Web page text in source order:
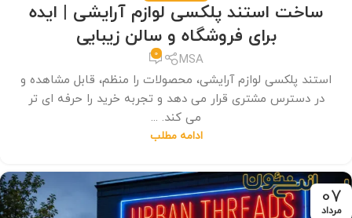
ساخت استند پلکسی لوازم آرایشی | ایده
برای فروشگاه و سالن زیبایی
MSA
0
استند پلکسی لوازم آرایشی، محصولات را منظم، قابل مشاهده و
در دسترس مشتری قرار می دهد و تجربه خرید را حرفه ای تر
می کند. ...
ادامه مطلب
07
مرداد